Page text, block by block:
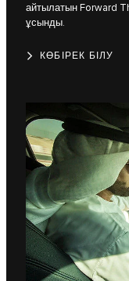
айтылатын Forward
ұсынды.
КӨБІРЕК БІЛУ